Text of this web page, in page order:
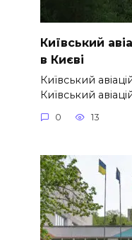
Київський
в Києві
Київський
Київський
0 13